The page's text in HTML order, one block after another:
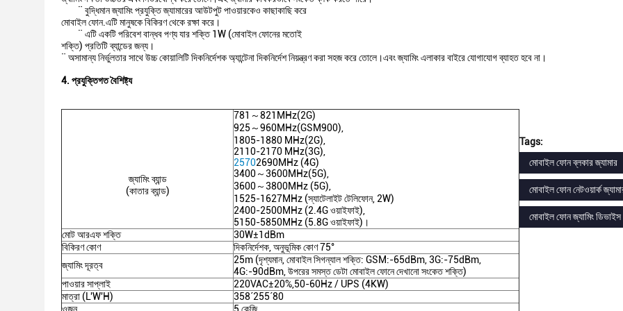
¨ বুদ্ধিমান জ্যামিং প্রযুক্তি জ্যামারের আউটপুট পাওয়ারকেও কাছাকাছি করে
মোবাইল ফোন.এটি মানুষকে বিকিরণ থেকে রক্ষা করে।
¨ এটি একটি পরিবেশ বান্ধব পণ্য যার শক্তি 1W (মোবাইল ফোনের মতোই
শক্তি) প্রতিটি ব্যান্ডের জন্য।
¨ অসামান্য নির্ভুলতার সাথে উচ্চ কোয়ালিটি দিকনির্দেশক অ্যান্টেনা দিকনির্দেশ নিয়ন্ত্রণ করা সহজ করে তোলে।এবং জ্যামিং এলাকার বাইরে যোগাযোগ ব্যাহত হবে না।
4. প্রযুক্তিগত বৈশিষ্ট্য
জ্যামিং ব্যান্ড
(কাতার ব্যান্ড)
781～821MHz(2G)
925～960MHz(GSM900),
1805-1880 MHz(2G),
2110-2170 MHz(3G),
25702690MHz (4G)
3400～3600MHz(5G),
3600～3800MHz (5G),
1525-1627MHz (স্যাটেলাইট টেলিফোন, 2W)
2400-2500MHz (2.4G ওয়াইফাই),
5150-5850MHz (5.8G ওয়াইফাই)।
মোট আরএফ শক্তি
30W±1dBm
বিকিরণ কোণ
দিকনির্দেশক, অনুভূমিক কোণ 75°
জ্যামিং দূরত্ব
25m (দৃশ্যমান, মোবাইল সিগন্যাল শক্তি: GSM:-65dBm, 3G:-75dBm,
4G:-90dBm, উপরের সমস্ত ডেটা মোবাইল ফোনে দেখানো সংকেত শক্তি)
পাওয়ার সাপ্লাই
220VAC±20%,50-60Hz / UPS (4KW)
মাত্রা (L'W'H)
358´255´80
Tags:
মোবাইল ফোন ব্লকার জ্যামার
মোবাইল ফোন নেটওয়ার্ক
মোবাইল ফোন জ্যামিং ডিভাইস